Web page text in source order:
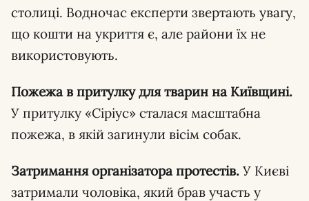
столиці. Водночас експерти звертають увагу,
що кошти на укриття є, але райони їх не
використовують.
Пожежа в притулку для тварин на Київщині.
У притулку «Сіріус» сталася масштабна
пожежа, в якій загинули вісім собак.
Затримання організатора протестів. У Києві
затримали чоловіка, який брав участь у